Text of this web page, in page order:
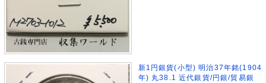
新1円銀貨(小型) 明治37年銘(1904
年) 丸38.1 近代銀貨/円銀/貿易銀